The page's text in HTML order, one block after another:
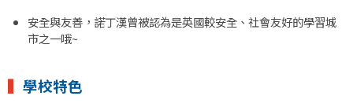
安全與友善，諾丁漢曾被認為是英國較安全、社會友好的學習城
市之一哦~
▍ 學校特色